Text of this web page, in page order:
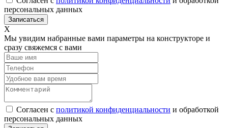
персональных данных
Х
Мы увидим набранные вами параметры на конструкторе и
сразу свяжемся с вами
Согласен с политикой конфиденциальности и обработкой
персональных данных